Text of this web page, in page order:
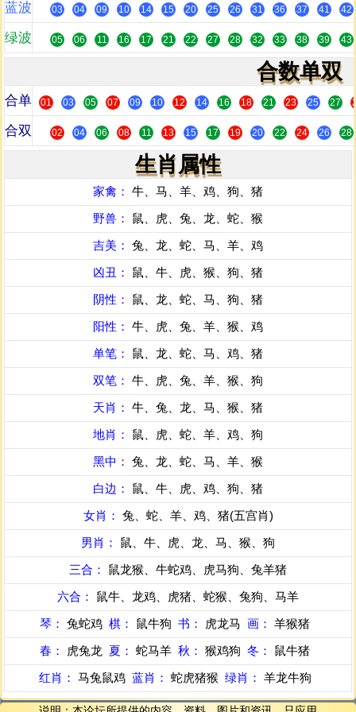
蓝波 03 04 09 10 14 15 20 25 26 31 36 37 41 42
绿波 05 06 11 16 17 21 22 27 28 32 33 38 39 43
合数单双
合单 01 03 05 07 09 10 12 14 16 18 21 23 25 27
合双 02 04 06 08 11 13 15 17 19 20 22 24 26 28
生肖属性
家禽： 牛、马、羊、鸡、狗、猪
野兽： 鼠、虎、兔、龙、蛇、猴
吉美： 兔、龙、蛇、马、羊、鸡
凶丑： 鼠、牛、虎、猴、狗、猪
阴性： 鼠、龙、蛇、马、狗、猪
阳性： 牛、虎、兔、羊、猴、鸡
单笔： 鼠、龙、蛇、马、鸡、猪
双笔： 牛、虎、兔、羊、猴、狗
天肖： 牛、兔、龙、马、猴、猪
地肖： 鼠、虎、蛇、羊、鸡、狗
黑中： 兔、龙、蛇、马、羊、猴
白边： 鼠、牛、虎、鸡、狗、猪
女肖： 兔、蛇、羊、鸡、猪(五宫肖)
男肖： 鼠、牛、虎、龙、马、猴、狗
三合： 鼠龙猴、牛蛇鸡、虎马狗、兔羊猪
六合： 鼠牛、龙鸡、虎猪、蛇猴、兔狗、马羊
琴： 兔蛇鸡 棋： 鼠牛狗 书： 虎龙马 画： 羊猴猪
春：
虎兔龙 夏： 蛇马羊 秋： 猴鸡狗 冬： 鼠牛猪
红肖： 马兔鼠鸡 蓝肖： 蛇虎猪猴 绿肖： 羊龙牛狗